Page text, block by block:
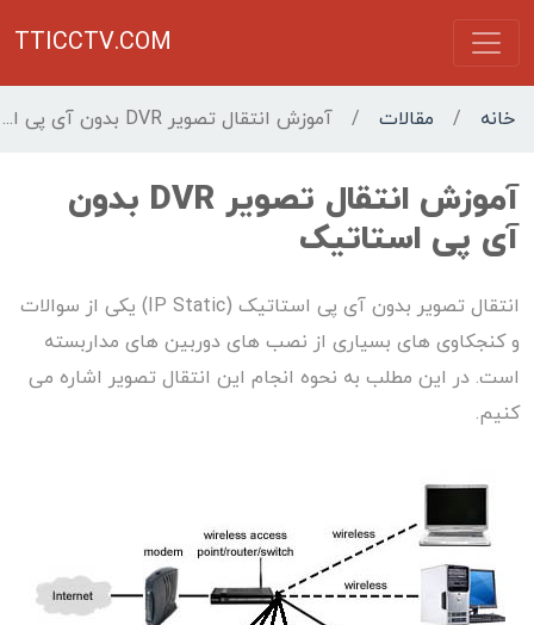
TTICCTV.COM
خانه / مقالات / آموزش انتقال تصویر DVR بدون آی پی استاتیک
آموزش انتقال تصویر DVR بدون
آی پی استاتیک
انتقال تصویر بدون آی پی استاتیک (IP Static) یکی از سوالات
و کنجکاوی های بسیاری از نصب های دوربین های مداربسته
است. در این مطلب به نحوه انجام این انتقال تصویر اشاره می
کنیم.